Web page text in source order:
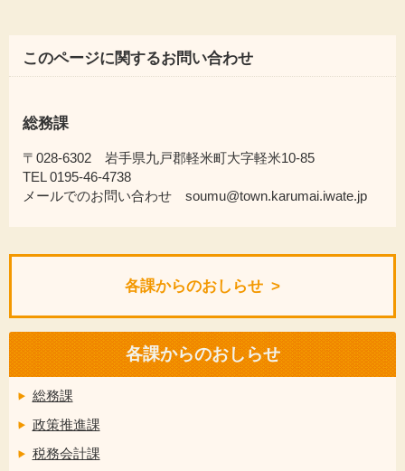
このページに関するお問い合わせ
総務課
〒028-6302 岩手県九戸郡軽米町大字軽米10-85
TEL 0195-46-4738
メールでのお問い合わせ soumu@town.karumai.iwate.jp
各課からのおしらせ
各課からのおしらせ
総務課
政策推進課
税務会計課